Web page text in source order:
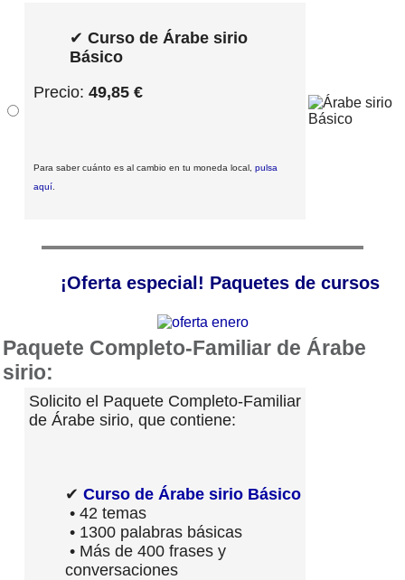
✔ Curso de Árabe sirio
Básico
Precio: 49,85 €
Para saber cuánto es al cambio en tu moneda local, pulsa
aquí
¡Oferta especial! Paquetes de cursos
Paquete Completo-Familiar de Árabe
sirio:
Solicito el Paquete Completo-Familiar
de Árabe sirio, que contiene:
✔ Curso de Árabe sirio Básico
• 42 temas
• 1300 palabras básicas
• Más de 400 frases y
conversaciones